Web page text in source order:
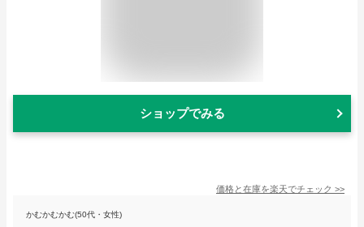
ショップでみる
価格と在庫を楽天でチェック >>
かむかむかむ(50代・女性)